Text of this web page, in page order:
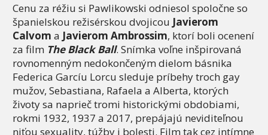
Cenu za réžiu si Pawlikowski odniesol spoločne so
španielskou režisérskou dvojicou Javierom
Calvom a Javierom Ambrossim, ktorí boli ocenení
za film The Black Ball. Snímka voľne inšpirovaná
rovnomenným nedokončeným dielom básnika
Federica Garcíu Lorcu sleduje príbehy troch gay
mužov, Sebastiana, Rafaela a Alberta, ktorých
životy sa naprieč tromi historickými obdobiami,
rokmi 1932, 1937 a 2017, prepájajú neviditeľnou
niťou sexuality, túžby i bolesti. Film tak cez intímne